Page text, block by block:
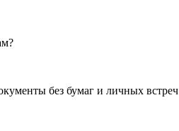
без бумаг и личных встреч